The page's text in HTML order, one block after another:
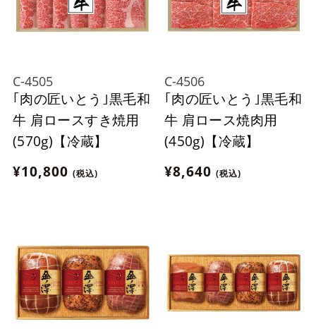
C-4505
｢肉の匠いとう｣黒毛和
牛 肩ロースすき焼用
(570g)【冷蔵】
¥10,800 (税込)
C-4506
｢肉の匠いとう｣黒毛和
牛 肩ロース焼肉用
(450g)【冷蔵】
¥8,640 (税込)